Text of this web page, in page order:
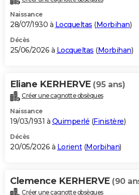
Naissance
28/07/1930 à Locqueltas (Morbihan)
Décès
25/06/2026 à Locqueltas (Morbihan)
Eliane KERHERVE (95 ans)
Créer une cagnotte obsèques
Naissance
19/03/1931 à Quimperlé (Finistère)
Décès
20/05/2026 à Lorient(Morbihan)
Clemence KERHERVE (90
Créer une cagnotte obsèques